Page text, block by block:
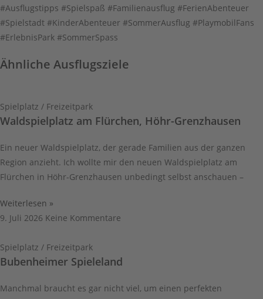
#Ausflugstipps #Spielspaß #Familienausflug #FerienAbenteuer
#Spielstadt #KinderAbenteuer #SommerAusflug #PlaymobilFans
#ErlebnisPark #SommerSpass
Ähnliche Ausflugsziele
Spielplatz / Freizeitpark
Waldspielplatz am Flürchen, Höhr-Grenzhausen
Ein neuer Waldspielplatz, der gerade Familien aus der ganzen
Region anzieht. Ich wollte mir den neuen Waldspielplatz am
Flürchen in Höhr-Grenzhausen unbedingt selbst anschauen –
Weiterlesen »
9. Juli 2026 Keine Kommentare
Spielplatz / Freizeitpark
Bubenheimer Spieleland
Manchmal braucht es gar nicht viel, um einen perfekten